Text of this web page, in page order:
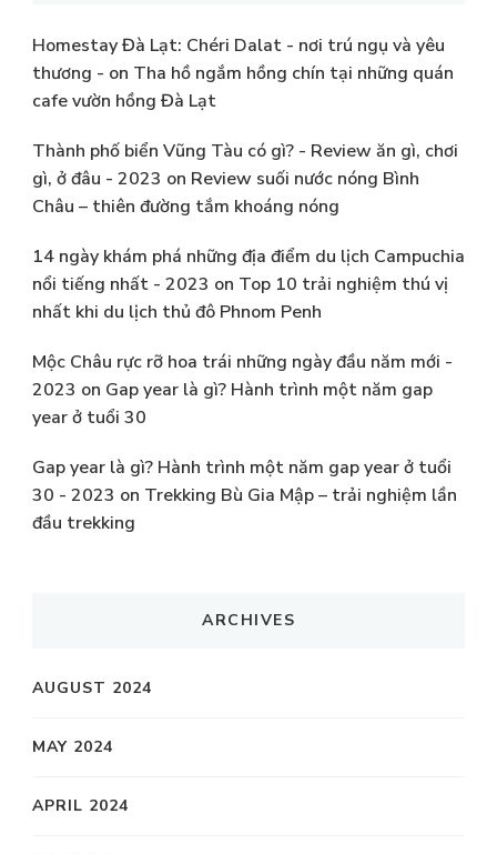
Homestay Đà Lạt: Chéri Dalat - nơi trú ngụ và yêu
thương - on Tha hồ ngắm hồng chín tại những quán
cafe vườn hồng Đà Lạt
Thành phố biển Vũng Tàu có gì? - Review ăn gì, chơi
gì, ở đâu - 2023 on Review suối nước nóng Bình
Châu – thiên đường tắm khoáng nóng
14 ngày khám phá những địa điểm du lịch Campuchia
nổi tiếng nhất - 2023 on Top 10 trải nghiệm thú vị
nhất khi du lịch thủ đô Phnom Penh
Mộc Châu rực rỡ hoa trái những ngày đầu năm mới -
2023 on Gap year là gì? Hành trình một năm gap
year ở tuổi 30
Gap year là gì? Hành trình một năm gap year ở tuổi
30 - 2023 on Trekking Bù Gia Mập – trải nghiệm lần
đầu trekking
ARCHIVES
AUGUST 2024
MAY 2024
APRIL 2024